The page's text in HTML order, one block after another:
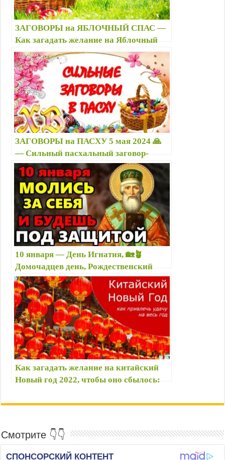
ЗАГОВОРЫ на ЯБЛОЧНЫЙ СПАС —
Как загадать желание на Яблочный
Спас? 🧚🍎 — Приметы и желания
праздника
ЗАГОВОРЫ на ПАСХУ 5 мая 2024 🙏
— Сильный пасхальный заговор-
молитва на ЗДОРОВЬЕ, ДЕНЬГИ,
УДАЧУ; приметы — Как читать
правильно заговоры?
10 января — День Игнатия, 🏡🪴
Домочадцев день, Рождественский
мясоед: заговоры, приметы, что
можно/нельзя делать, именины
Как загадать желание на китайский
Новый год 2022, чтобы оно сбылось:
привлечь богатство
Смотрите 👇👇